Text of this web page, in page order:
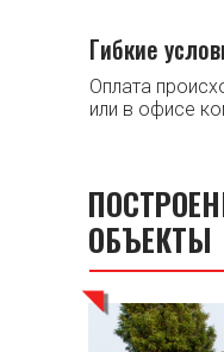
Гибкие
Оплата
или в офисе
ОБЪЕКТЫ